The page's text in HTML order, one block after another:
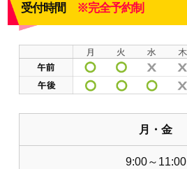
受付時間 ※完全予約制
月・金
9:00～11:00